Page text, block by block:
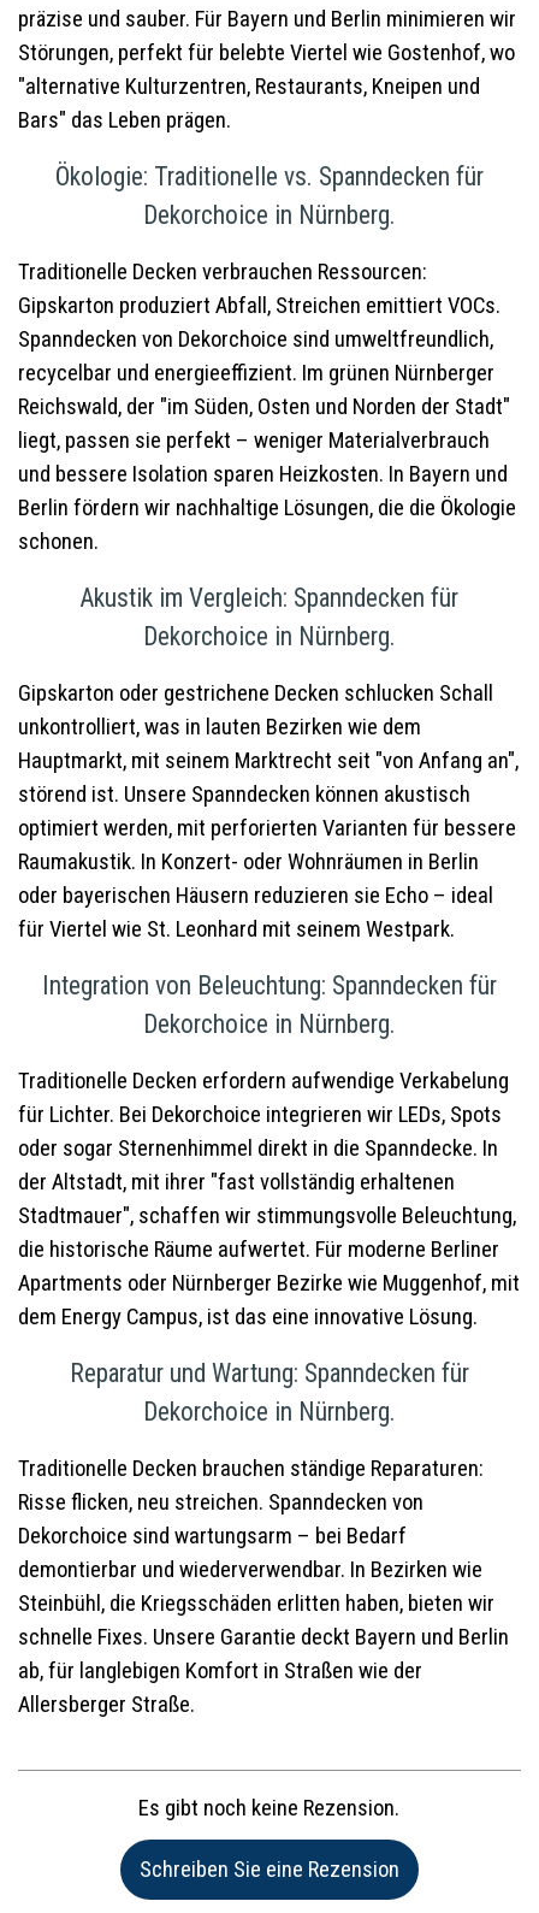
präzise und sauber. Für Bayern und Berlin minimieren wir
Störungen, perfekt für belebte Viertel wie Gostenhof, wo
"alternative Kulturzentren, Restaurants, Kneipen und
Bars" das Leben prägen.
Ökologie: Traditionelle vs. Spanndecken für
Dekorchoice in Nürnberg.
Traditionelle Decken verbrauchen Ressourcen:
Gipskarton produziert Abfall, Streichen emittiert VOCs.
Spanndecken von Dekorchoice sind umweltfreundlich,
recycelbar und energieeffizient. Im grünen Nürnberger
Reichswald, der "im Süden, Osten und Norden der Stadt"
liegt, passen sie perfekt – weniger Materialverbrauch
und bessere Isolation sparen Heizkosten. In Bayern und
Berlin fördern wir nachhaltige Lösungen, die die Ökologie
schonen.
Akustik im Vergleich: Spanndecken für
Dekorchoice in Nürnberg.
Gipskarton oder gestrichene Decken schlucken Schall
unkontrolliert, was in lauten Bezirken wie dem
Hauptmarkt, mit seinem Marktrecht seit "von Anfang an",
störend ist. Unsere Spanndecken können akustisch
optimiert werden, mit perforierten Varianten für bessere
Raumakustik. In Konzert- oder Wohnräumen in Berlin
oder bayerischen Häusern reduzieren sie Echo – ideal
für Viertel wie St. Leonhard mit seinem Westpark.
Integration von Beleuchtung: Spanndecken für
Dekorchoice in Nürnberg.
Traditionelle Decken erfordern aufwendige Verkabelung
für Lichter. Bei Dekorchoice integrieren wir LEDs, Spots
oder sogar Sternenhimmel direkt in die Spanndecke. In
der Altstadt, mit ihrer "fast vollständig erhaltenen
Stadtmauer", schaffen wir stimmungsvolle Beleuchtung,
die historische Räume aufwertet. Für moderne Berliner
Apartments oder Nürnberger Bezirke wie Muggenhof, mit
dem Energy Campus, ist das eine innovative Lösung.
Reparatur und Wartung: Spanndecken für
Dekorchoice in Nürnberg.
Traditionelle Decken brauchen ständige Reparaturen:
Risse flicken, neu streichen. Spanndecken von
Dekorchoice sind wartungsarm – bei Bedarf
demontierbar und wiederverwendbar. In Bezirken wie
Steinbühl, die Kriegsschäden erlitten haben, bieten wir
schnelle Fixes. Unsere Garantie deckt Bayern und Berlin
ab, für langlebigen Komfort in Straßen wie der
Allersberger Straße.
Es gibt noch keine Rezension.